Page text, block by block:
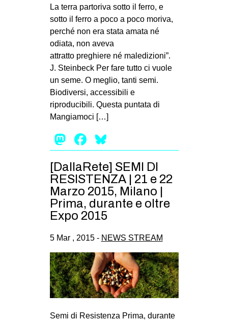
La terra partoriva sotto il ferro, e
sotto il ferro a poco a poco moriva,
perché non era stata amata né
odiata, non aveva
attratto preghiere né maledizioni”.
J. Steinbeck Per fare tutto ci vuole
un seme. O meglio, tanti semi.
Biodiversi, accessibili e
riproducibili. Questa puntata di
Mangiamoci […]
Mastodon
Facebook
[DallaRete] SEMI DI
RESISTENZA | 21 e 22
Marzo 2015, Milano |
Prima, durante e oltre
Expo 2015
5 Mar , 2015 - NEWS STREAM
Semi di Resistenza Prima, durante